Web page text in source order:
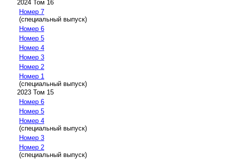
2024 Том 16
Номер 7
(специальный выпуск)
Номер 6
Номер 5
Номер 4
Номер 3
Номер 2
Номер 1
(специальный выпуск)
2023 Том 15
Номер 6
Номер 5
Номер 4
(специальный выпуск)
Номер 3
Номер 2
(специальный выпуск)